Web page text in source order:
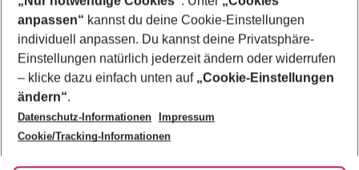
Footer
Footer navigation
Über uns
AGB
Bestpreisgarantie
Cookie-Einstellungen ändern
Cookie-Richtlinie
Agenturbetreuung
Barrierefreies Reisen
Folge uns
anpassen“ kannst du deine Cookie-Einstellungen
individuell anpassen. Du kannst deine Privatsphäre-
Einstellungen natürlich jederzeit ändern oder widerrufen
– klicke dazu einfach unten auf „Cookie-Einstellungen
ändern“.
Datenschutz-Informationen
Impressum
Cookie/Tracking-Informationen